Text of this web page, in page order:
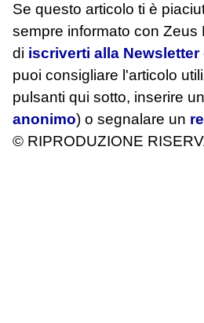
Se questo articolo ti è
sempre informato con Zeus
di iscriverti alla Newsletter
puoi consigliare l'articolo
pulsanti qui sotto, inserire un
anonimo) o segnalare un
© RIPRODUZIONE